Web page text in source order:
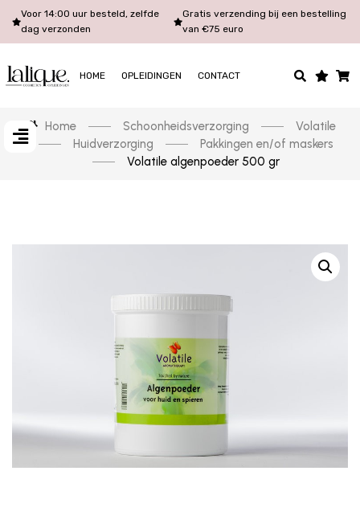
Voor 14:00 uur besteld, zelfde
dag verzonden
Gratis verzending bij een bestelling
van €75 euro
HOME OPLEIDINGEN CONTACT
Home Schoonheidsverzorging
Volatile
Huidverzorging
Pakkingen en/of maskers
Volatile algenpoeder 500 gr